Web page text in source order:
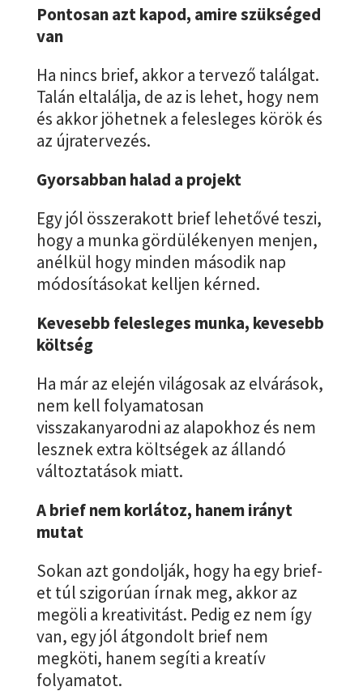
Pontosan azt kapod, amire szükséged
van
Ha nincs brief, akkor a tervező találgat.
Talán eltalálja, de az is lehet, hogy nem
és akkor jöhetnek a felesleges körök és
az újratervezés.
Gyorsabban halad a projekt
Egy jól összerakott brief lehetővé teszi,
hogy a munka gördülékenyen menjen,
anélkül hogy minden második nap
módosításokat kelljen kérned.
Kevesebb felesleges munka, kevesebb
költség
Ha már az elején világosak az elvárások,
nem kell folyamatosan
visszakanyarodni az alapokhoz és nem
lesznek extra költségek az állandó
változtatások miatt.
A brief nem korlátoz, hanem irányt
mutat
Sokan azt gondolják, hogy ha egy brief-
et túl szigorúan írnak meg, akkor az
megöli a kreativitást. Pedig ez nem így
van, egy jól átgondolt brief nem
megköti, hanem segíti a kreatív
folyamatot.